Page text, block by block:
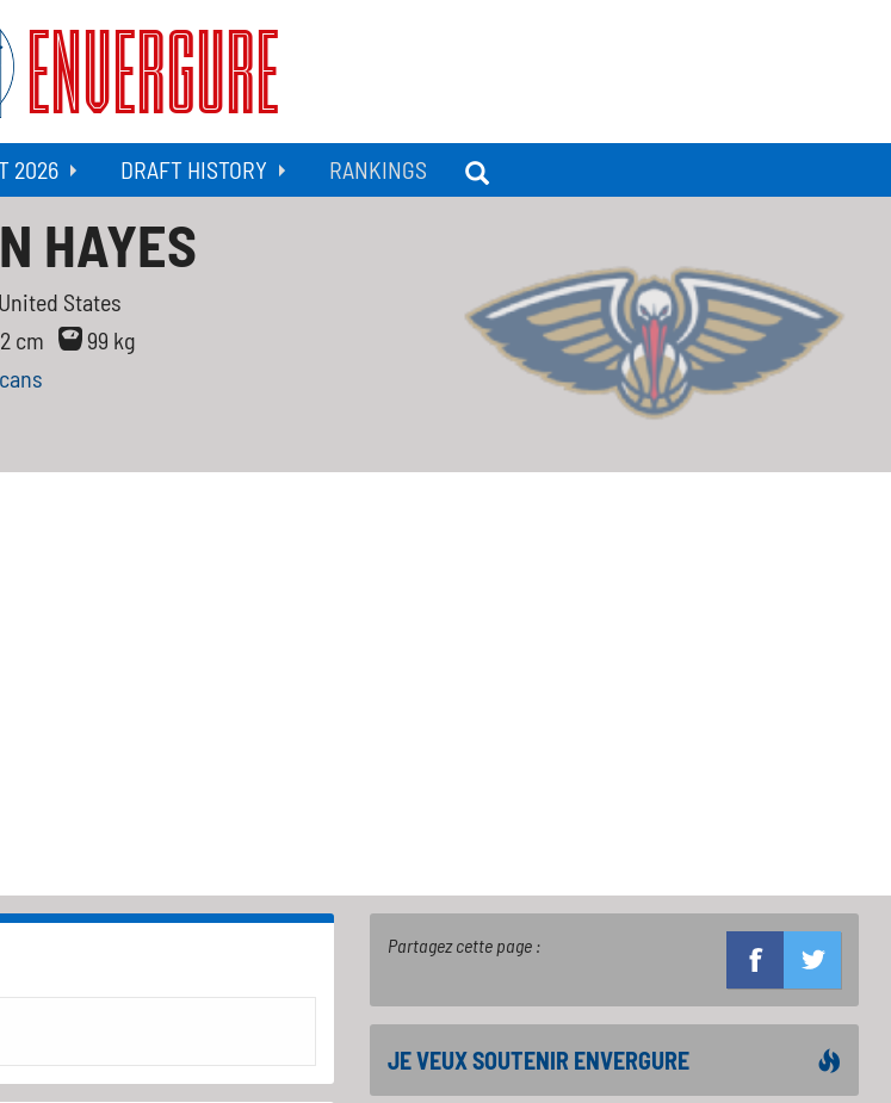
ENVERGURE
2026 DRAFT HISTORY RANKINGS
HAYES
States
cm
99 kg
Partagez cette page :
JE VEUX SOUTENIR ENVERGURE